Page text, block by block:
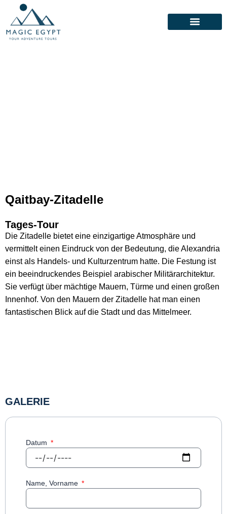
Qaitbay-Zitadelle
Tages-Tour
Die Zitadelle bietet eine einzigartige Atmosphäre und
vermittelt einen Eindruck von der Bedeutung, die Alexandria
einst als Handels- und Kulturzentrum hatte. Die Festung ist
ein beeindruckendes Beispiel arabischer Militärarchitektur.
Sie verfügt über mächtige Mauern, Türme und einen großen
Innenhof. Von den Mauern der Zitadelle hat man einen
fantastischen Blick auf die Stadt und das Mittelmeer.
GALERIE
Datum
Name, Vorname